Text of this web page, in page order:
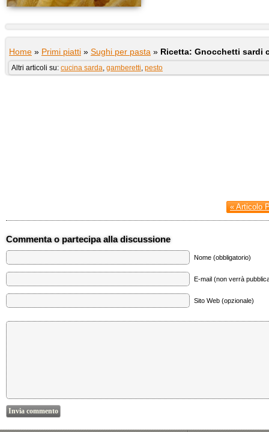
Home » Primi piatti » Sughi per pasta » Ricetta: Gnocchetti sardi
Altri articoli su: cucina sarda, gamberetti, pesto
« Articolo
Commenta o partecipa alla discussione
Nome (obbligatorio)
E-mail (non verrà
Sito Web (opzionale)